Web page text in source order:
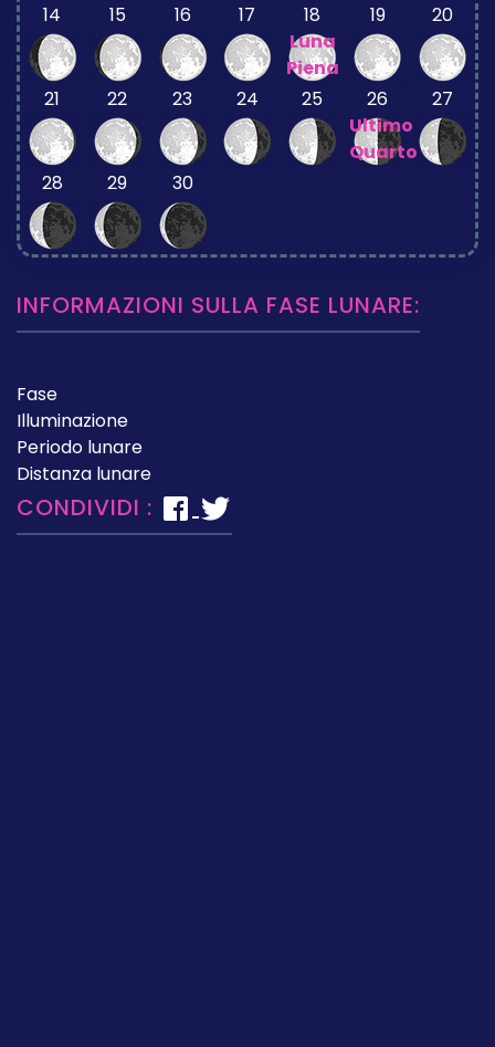
14 15 16 17
18
Luna
Piena
19 20
21 22 23 24 25
26
Ultimo
Quarto
27
28 29 30
INFORMAZIONI SULLA FASE LUNARE:
Fase
Illuminazione
Periodo lunare
Distanza lunare
CONDIVIDI :